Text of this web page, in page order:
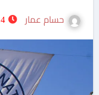
حسام عمار